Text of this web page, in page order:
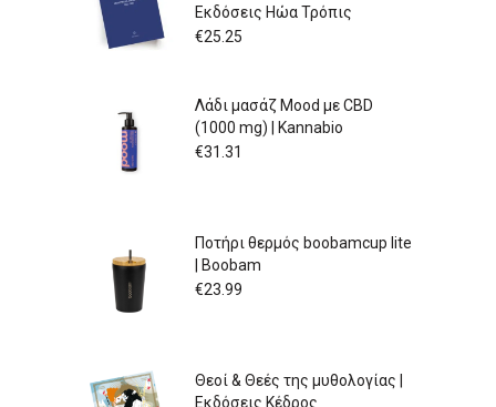
Εκδόσεις Ηώα Τρόπις
€25.25
Λάδι μασάζ Mood με CBD
(1000 mg) | Kannabio
€31.31
Ποτήρι θερμός boobamcup lite
| Boobam
€23.99
Θεοί & Θεές της μυθολογίας |
Εκδόσεις Κέδρος